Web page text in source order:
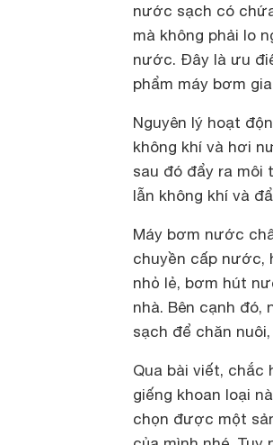
nước sạch có
mà không phải lo
nước. Đây là ưu
phẩm máy bơm
Nguyên lý hoạt
không khí và hơi
sau đó đẩy ra môi
lẫn không khí và
Máy bơm nước
chuyền cấp nước,
nhỏ lẻ, bơm hút
nhà. Bên cạnh
sạch để chăn
Qua bài viết,
giếng khoan loại
chọn được một